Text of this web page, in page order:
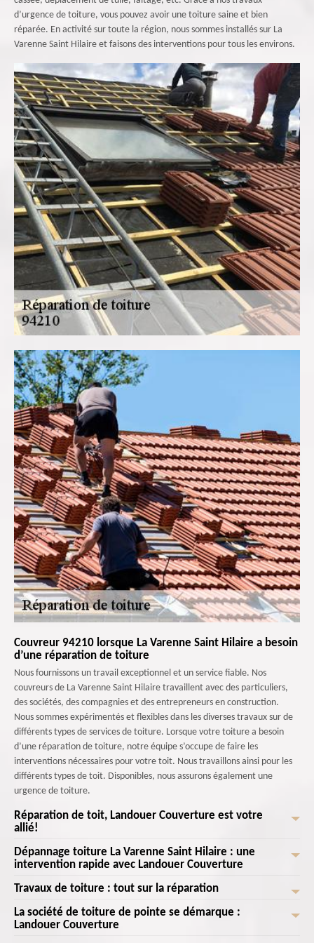
d’urgence de toiture, vous pouvez avoir une toiture saine et bien
réparée. En activité sur toute la région, nous sommes installés sur La
Varenne Saint Hilaire et faisons des interventions pour tous les environs.
Couvreur 94210 lorsque La Varenne Saint Hilaire a besoin
d’une réparation de toiture
Nous fournissons un travail exceptionnel et un service fiable. Nos
couvreurs de La Varenne Saint Hilaire travaillent avec des particuliers,
des sociétés, des compagnies et des entrepreneurs en construction.
Nous sommes expérimentés et flexibles dans les diverses travaux sur de
différents types de services de toiture. Lorsque votre toiture a besoin
d’une réparation de toiture, notre équipe s’occupe de faire les
interventions nécessaires pour votre toit. Nous travaillons ainsi pour les
différents types de toit. Disponibles, nous assurons également une
urgence de toiture.
Réparation de toit, Landouer Couverture est votre
allié!
Votre toiture présente des signes de détérioration ou de fuites ? Pas de
panique, Landouer Couverture est là pour vous offrir une réparation
efficace et réalisée dans les meilleurs délais! Avec notre expérience et
Varenne Saint Hilaire pour tous vos besoins de réparation de toiture.
Pour profiter de nos services, il suffit de nous contacter ou de remplir le
Dépannage toiture La Varenne Saint Hilaire : une
intervention rapide avec Landouer Couverture
Vous avez besoin d’une nouvelle esthétique de toiture ? Il est possible de
refaire toute la toiture et le faire selon votre idée. L’intervention des
couvreurs 94210 est nécessaire pour avoir des résultats efficaces. Vous
Travaux de toiture : tout sur la réparation
Ayant acquis une solide expérience dans le domaine de la toiture, notre
équipe de couvreurs 94210 se spécialise dans la réparation de toiture –
La société de toiture de pointe se démarque :
Landouer Couverture